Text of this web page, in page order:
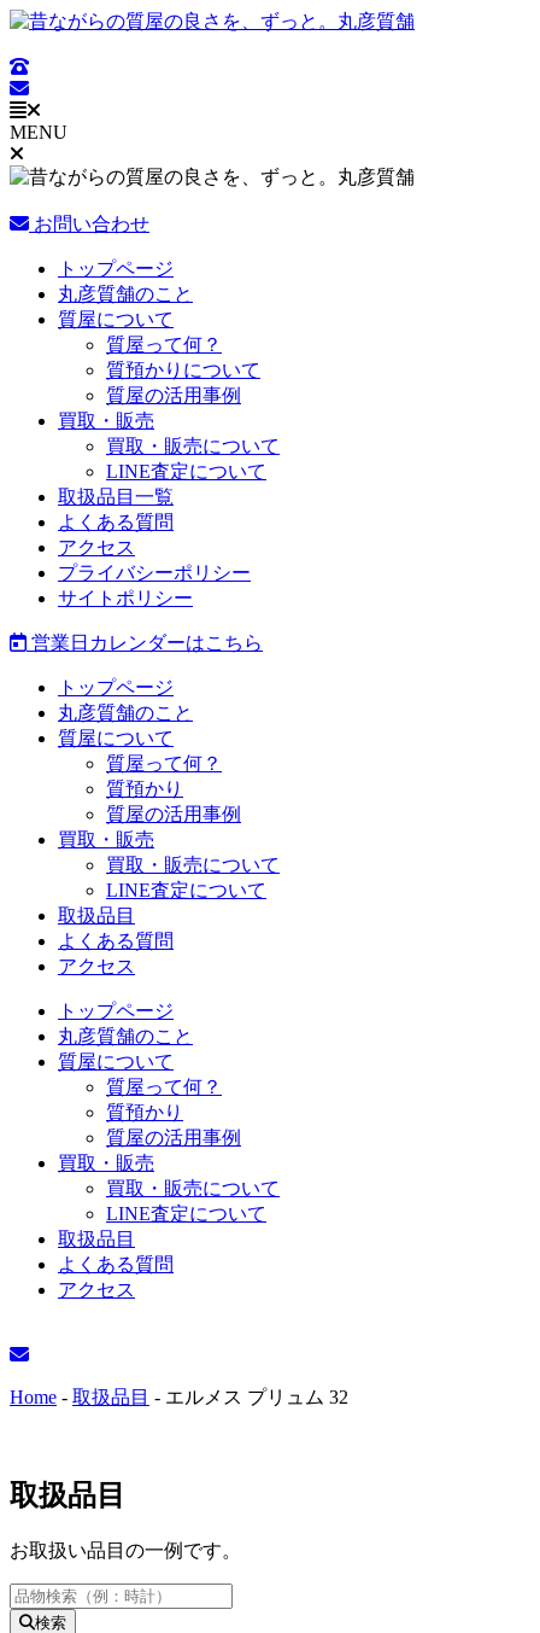
コ
テ
ン
ツ
に
ス
ッ
MENU
お問い合わせ
Main
Menu
トップページ
丸彦質舗のこと
質屋について
質屋って何？
質預かりについて
質屋の活用事例
買取・販売
買取・販売について
LINE査定について
取扱品目一覧
よくある質問
アクセス
プライバシーポリシー
サイトポリシー
営業日カレンダーはこちら
トップページ
丸彦質舗のこと
質屋について
質屋って何？
質預かり
質屋の活用事例
買取・販売
買取・販売について
LINE査定について
取扱品目
よくある質問
アクセス
トップページ
丸彦質舗のこと
質屋について
質屋って何？
質預かり
質屋の活用事例
買取・販売
買取・販売について
LINE査定について
取扱品目
よくある質問
アクセス
Home - 取扱品目 - エルメス プリュム 32
取扱品目
お取扱い品目の一例です。
Search
...
検索